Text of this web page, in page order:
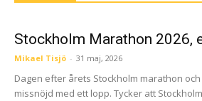
Stockholm Marathon 2026,
Mikael Tisjö - 31 maj, 2026
Dagen efter årets Stockholm marathon
missnöjd med ett lopp. Tycker att